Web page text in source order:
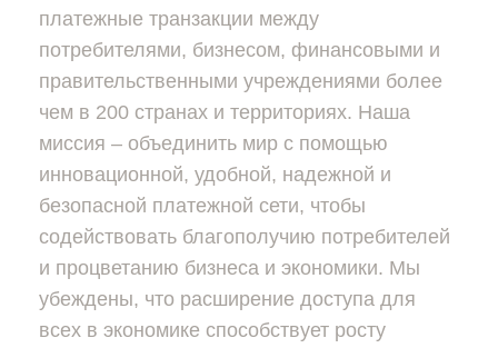
платежные транзакции между
потребителями, бизнесом, финансовыми и
правительственными учреждениями более
чем в 200 странах и территориях. Наша
миссия – объединить мир с помощью
инновационной, удобной, надежной и
безопасной платежной сети, чтобы
содействовать благополучию потребителей
и процветанию бизнеса и экономики. Мы
убеждены, что расширение доступа для
всех в экономике способствует росту